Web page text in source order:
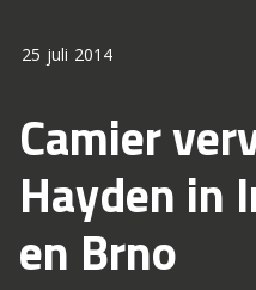
25 juli 2014
Camier
Hayden in
en Brno